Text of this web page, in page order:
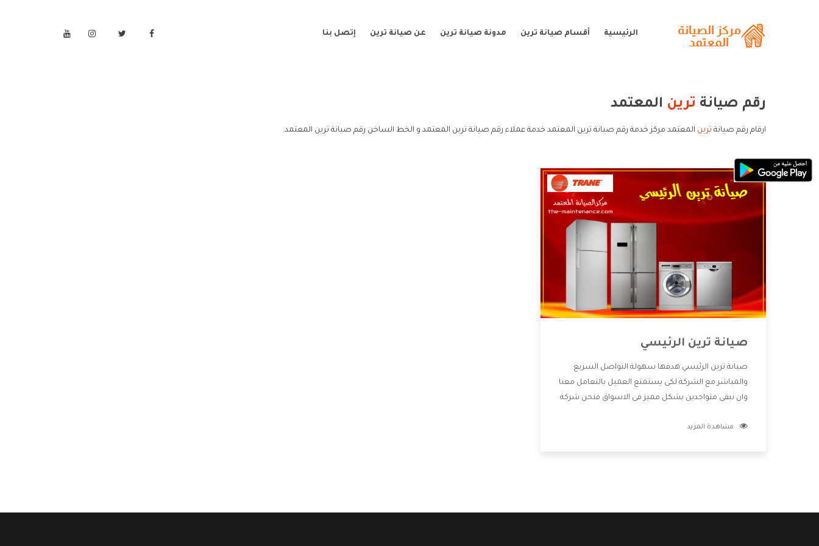
الرئيسية أقسام صيانة ترين مدونة صيانة ترين عن صيانة ترين إتصل بنا
رقم صيانة ترين المعتمد
ارقام رقم صيانة ترين المعتمد مركز خدمة رقم صيانة ترين المعتمد خدمة عملاء رقم صيانة ترين المعتمد و الخط الساخن رقم صيانة ترين المعتمد.
صيانة ترين الرئيسي
صيانة ترين الرئيسي هدفها سهولة التواصل السريع
والمباشر مع الشركة لكى يستمتع العميل بالتعامل معنا
وان نبقى متواجدين بشكل مميز فى الاسواق فنحن شركة
بالخدمات التى تنفرد الشركة بها والتى تكون منها خدمة
مشاهدة المزيد